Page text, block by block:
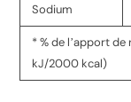
Sodium
* % de lʼapport
kJ/2000 kcal)